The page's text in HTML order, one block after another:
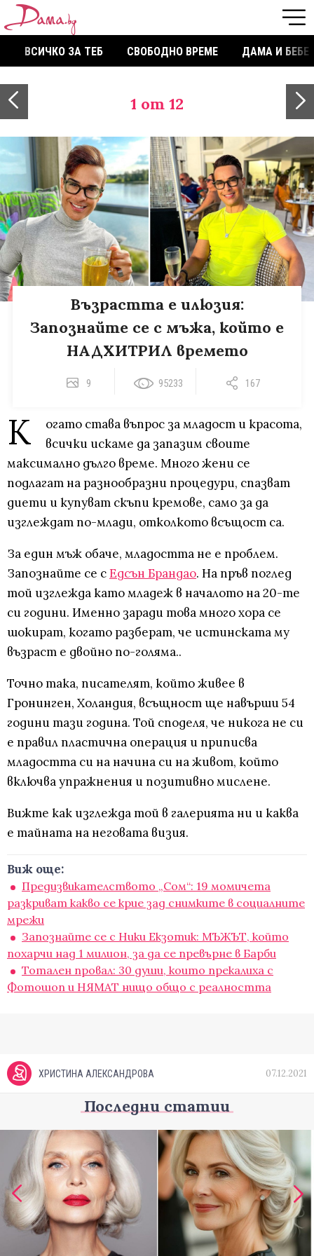
ВСИЧКО ЗА ТЕБ СВОБОДНО ВРЕМЕ ДАМА И БЕБЕ
1 от 12
Възрастта е илюзия:
Запознайте се с мъжа, който е
НАДХИТРИЛ времето
9 95233 167
К
огато става въпрос за младост и красота,
всички искаме да запазим своите
максимално дълго време. Много жени се
подлагат на разнообразни процедури, спазват
диети и купуват скъпи кремове, само за да
изглеждат по-млади, отколкото всъщост са.
За един мъж обаче, младостта не е проблем.
Запознайте се сЕдсън Брандао. На пръв поглед
той изглежда като младеж в началото на 20-те
си години. Именно заради това много хора се
шокират, когато разберат, че истинската му
възраст е двойно по-голяма..
Точно така, писателят, който живее в
Гронинген, Холандия, всъщност ще навърши 54
години тази година. Той споделя, че никога не си
е правил пластична операция и приписва
младостта си на начина си на живот, който
включва упражнения и позитивно мислене.
Вижте как изглежда той в галерията ни и каква
е тайната на неговата визия.
Виж още:
Предизвикателството „Сом“: 19 момичета
разкриват какво се крие зад снимките в социалните
мрежи
Запознайте се с Ники Екзотик: МЪЖЪТ, който
похарчи над 1 милион, за да се превърне в Барби
Тотален провал: 30 души, които прекалиха с
Фотошоп и НЯМАТ нищо общо с реалността
ХРИСТИНА АЛЕКСАНДРОВА 07.12.2021
Последни статии